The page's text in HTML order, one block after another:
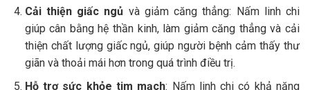
Cải thiện giấc ngủ và giảm căng thẳng: Nấm linh chi
giúp cân bằng hệ thần kinh, làm giảm căng thẳng và cải
thiện chất lượng giấc ngủ, giúp người bệnh cảm thấy thư
giãn và thoải mái hơn trong quá trình điều trị.
Hỗ trợ sức khỏe tim mạch: Nấm linh chi có khả năng